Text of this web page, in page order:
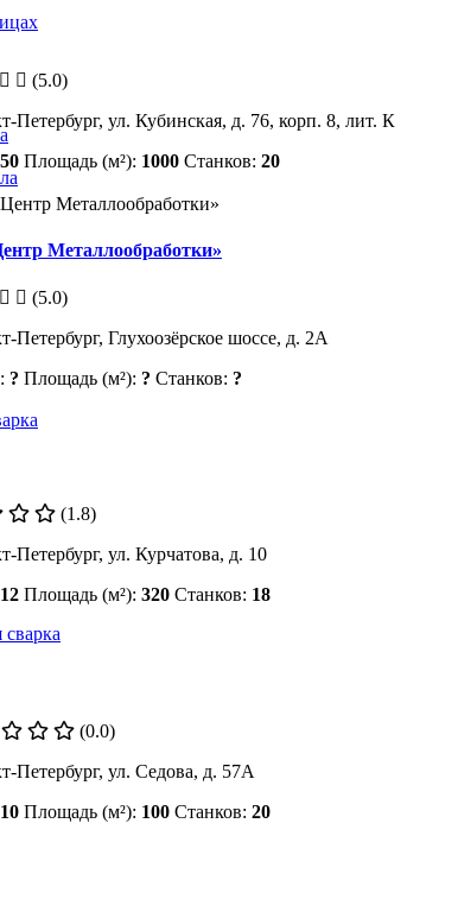
(5.0)
Петербург, ул. Кубинская, д. 76, корп. 8, лит. К
50 Площадь (м²): 1000 Станков: 20
Металлообработки»
(5.0)
Петербург, Глухоозёрское шоссе, д. 2А
? Площадь (м²): ? Станков: ?
(1.8)
Петербург, ул. Курчатова, д. 10
12 Площадь (м²): 320 Станков: 18
(0.0)
Петербург, ул. Седова, д. 57А
10 Площадь (м²): 100 Станков: 20